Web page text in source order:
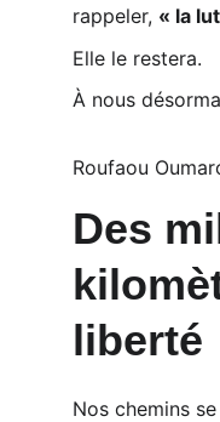
rappeler, « la
Elle le restera.
À nous
Roufaou
Des
liberté
Nos chemins